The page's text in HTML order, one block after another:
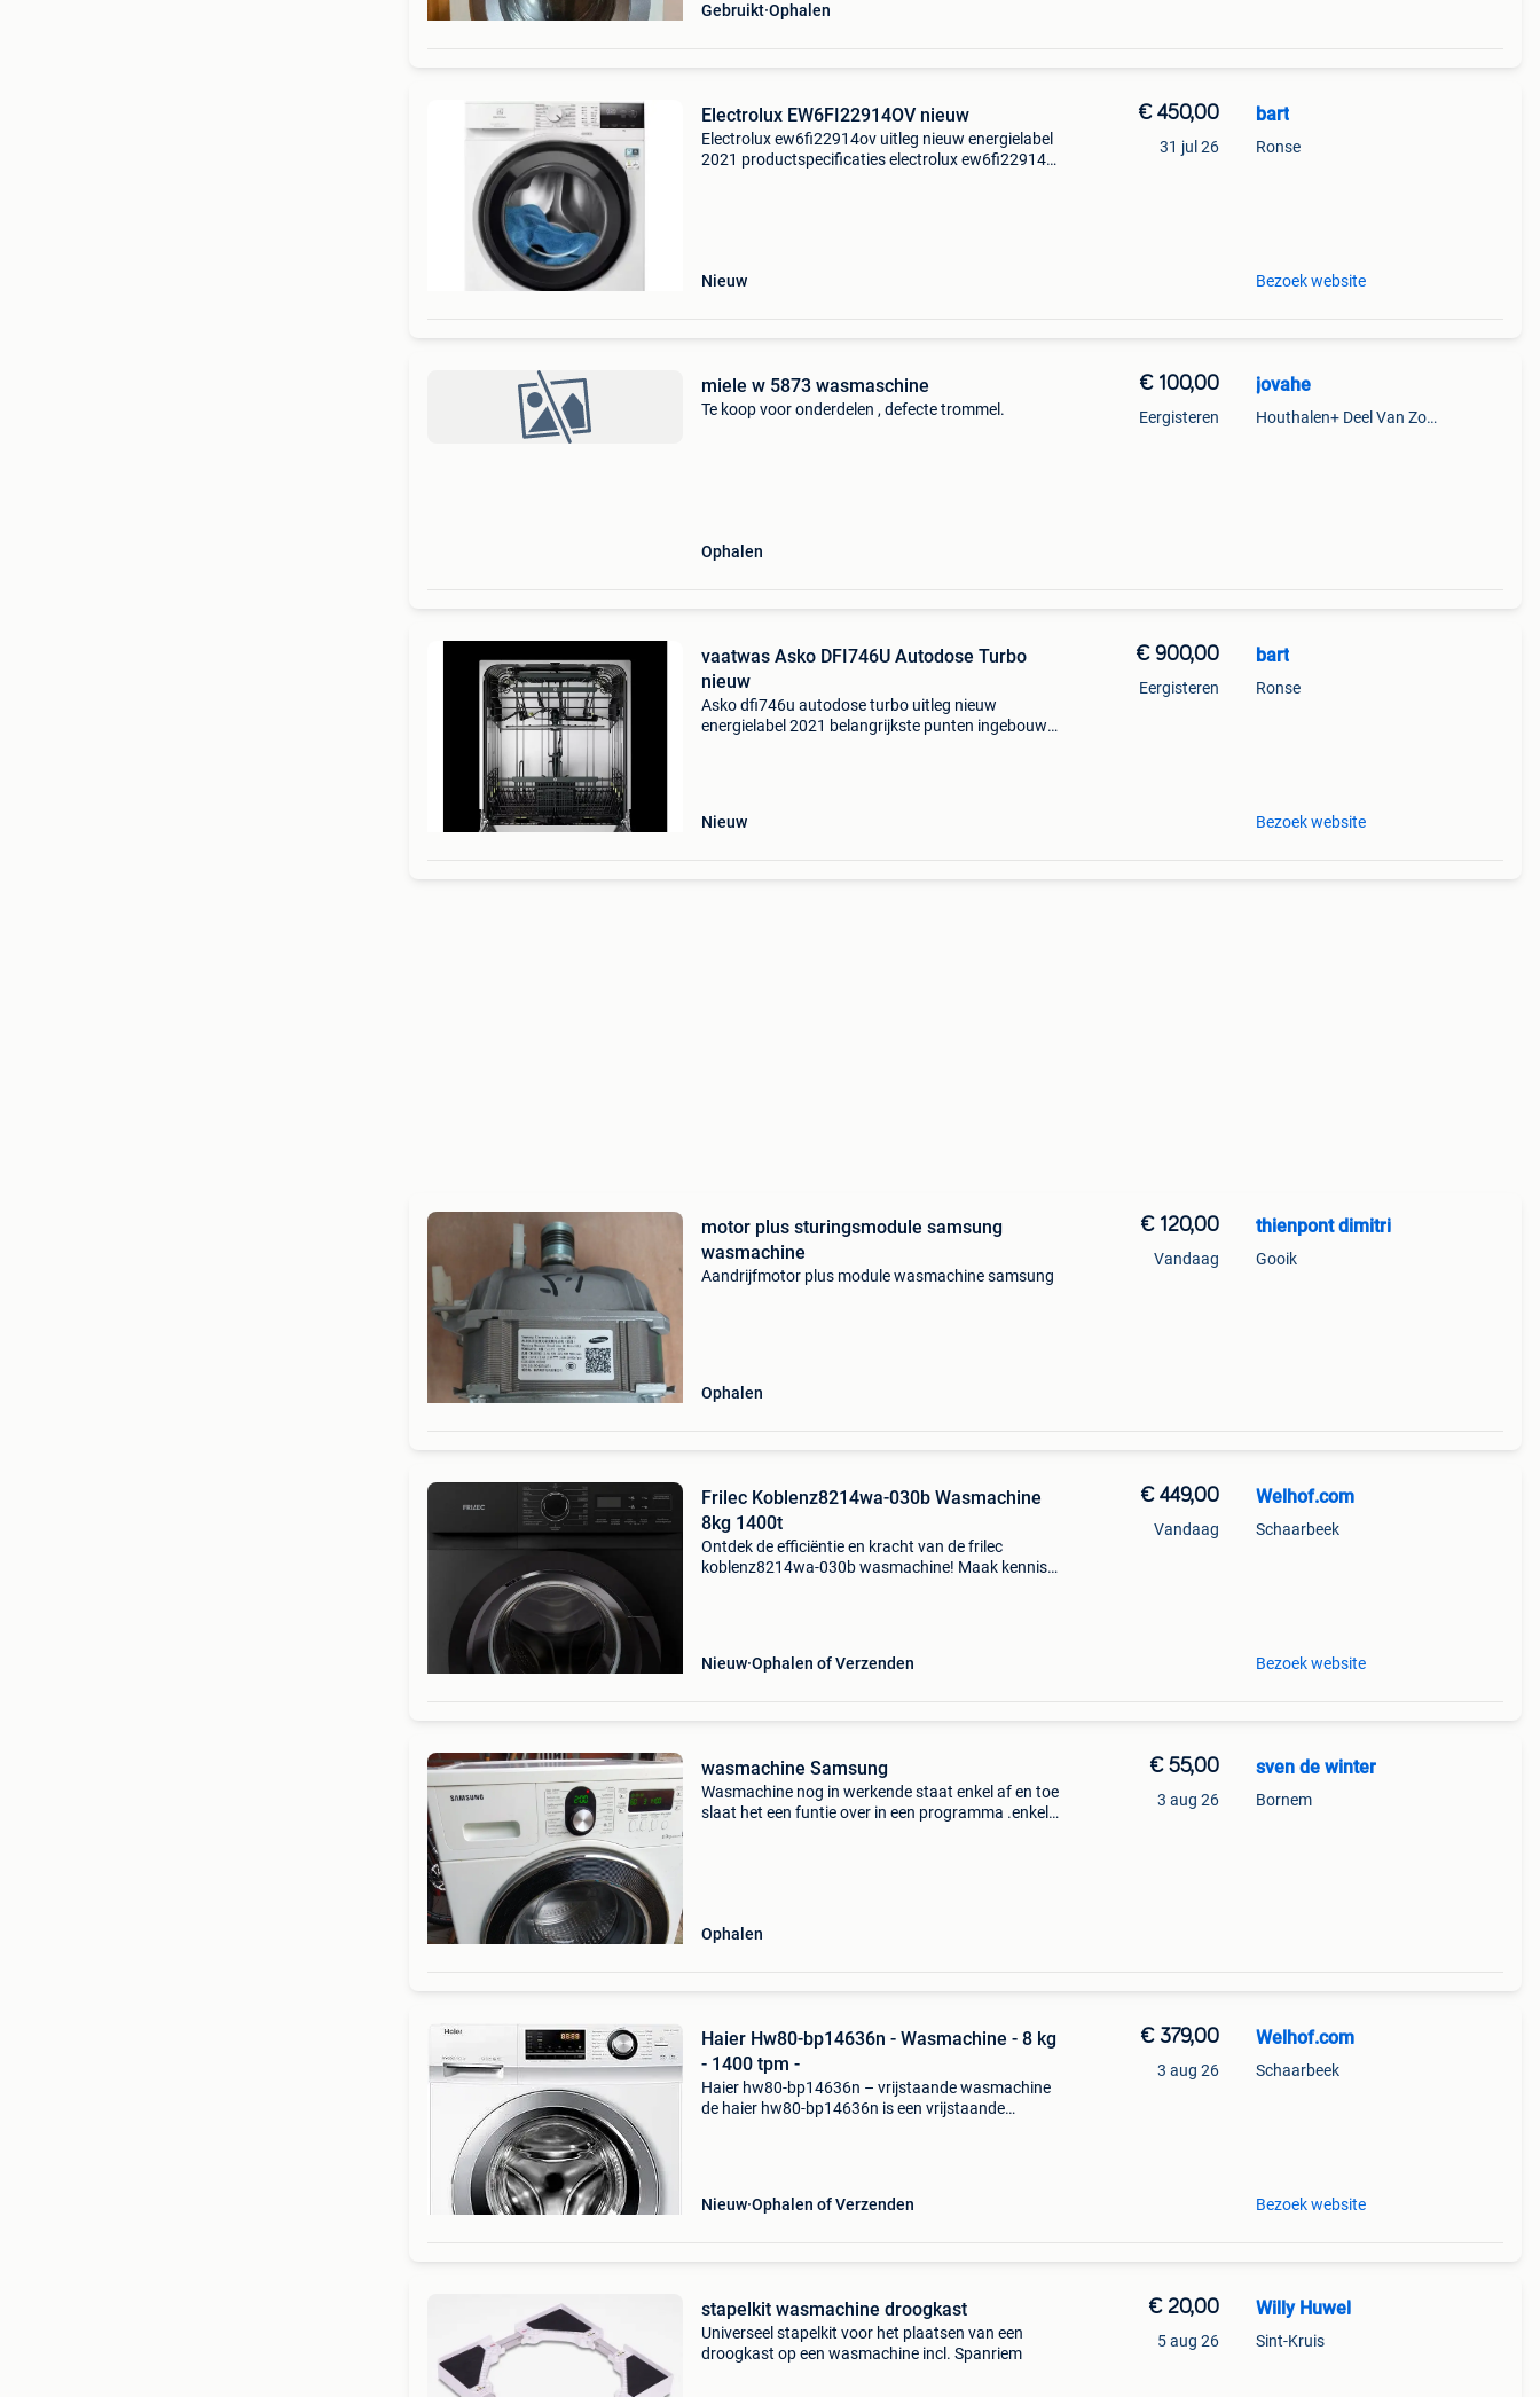
Gebruikt Ophalen
Electrolux EW6FI22914OV nieuw
Electrolux ew6fi22914ov uitleg nieuw energielabel
2021 productspecificaties electrolux ew6fi22914ov
Nieuw
€ 450,00
31 jul 26
bart
Ronse
Bezoek website
miele w 5873 wasmaschine
Te koop voor onderdelen , defecte trommel.
Ophalen
€ 100,00
Eergisteren
jovahe
Houthalen+ Deel Van Zonhoven En Zolder
vaatwas Asko DFI746U Autodose Turbo
nieuw
Asko dfi746u autodose turbo uitleg nieuw
energielabel 2021 belangrijkste punten ingebouwd
Nieuw
€ 900,00
Eergisteren
bart
Ronse
Bezoek website
motor plus sturingsmodule samsung
wasmachine
Aandrijfmotor plus module wasmachine samsung
Ophalen
€ 120,00
Vandaag
thienpont dimitri
Gooik
Frilec Koblenz8214wa-030b Wasmachine
8kg 1400t
Ontdek de efficiëntie en kracht van de frilec
koblenz8214wa-030b wasmachine! Maak kennis
Nieuw Ophalen of Verzenden
€ 449,00
Vandaag
Welhof.com
Schaarbeek
Bezoek website
wasmachine Samsung
Wasmachine nog in werkende staat enkel af en toe
slaat het een funtie over in een programma .enkel
Ophalen
€ 55,00
3 aug 26
sven de winter
Bornem
Haier Hw80-bp14636n - Wasmachine - 8 kg
- 1400 tpm -
Haier hw80-bp14636n – vrijstaande wasmachine
de haier hw80-bp14636n is een vrijstaande
Nieuw Ophalen of Verzenden
€ 379,00
3 aug 26
Welhof.com
Schaarbeek
Bezoek website
stapelkit wasmachine droogkast
Universeel stapelkit voor het plaatsen van een
droogkast op een wasmachine incl. Spanriem
€ 20,00
5 aug 26
Willy Huwel
Sint-Kruis